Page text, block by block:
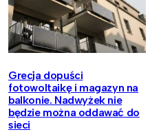
Grecja dopuści
fotowoltaikę i magazyn na
balkonie. Nadwyżek nie
będzie można oddawać do
sieci